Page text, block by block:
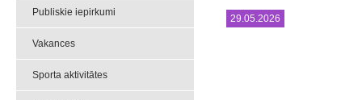
Publiskie iepirkumi
Vakances
Sporta aktivitātes
29.05.2026